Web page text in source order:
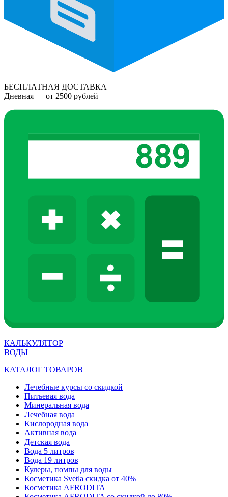
БЕСПЛАТНАЯ ДОСТАВКА
Дневная — от 2500 рублей
КАЛЬКУЛЯТОР
ВОДЫ
КАТАЛОГ ТОВАРОВ
Лечебные курсы со скидкой
Питьевая вода
Минеральная вода
Лечебная вода
Кислородная вода
Активная вода
Детская вода
Вода 5 литров
Вода 19 литров
Кулеры, помпы для воды
Косметика Svetla скидка от 40%
Косметика AFRODITA